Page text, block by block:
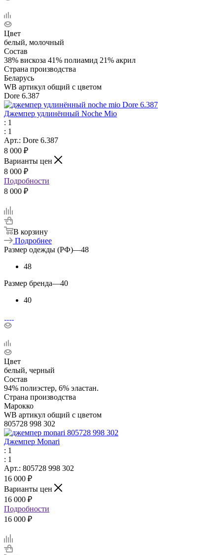
Цвет
белый, молочный
Состав
38% вискоза 41% полиамид 21% акрил
Страна производства
Беларусь
WB артикул общий с цветом
Dore 6.387
Джемпер удлинённый Noche Mio
: 1
: 1
Арт.: Dore 6.387
8 000 ₽
Варианты цен
8 000 ₽
Подробности
8 000 ₽
В корзину
Подробнее
Размер одежды (РФ)—48
48
Размер бренда—40
40
Цвет
белый, черный
Состав
94% полиэстер, 6% эластан.
Страна производства
Марокко
WB артикул общий с цветом
805728 998 302
Джемпер Monari
: 1
: 1
Арт.: 805728 998 302
16 000 ₽
Варианты цен
16 000 ₽
Подробности
16 000 ₽